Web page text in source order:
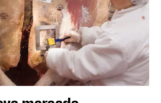
SUSCRIBIRME
de Privacidad.